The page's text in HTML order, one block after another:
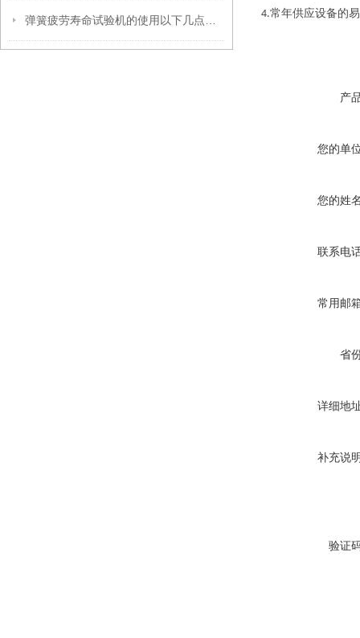
4.常年供应设备的
产
您的单
您的姓
联系电
常用邮
省
详细地
补充说
验证